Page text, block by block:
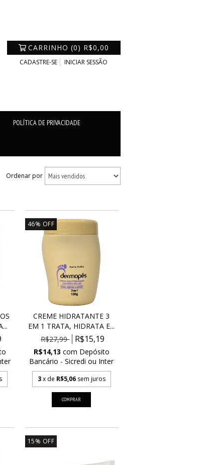
CARRINHO (0) R$0,00
CADASTRE-SE INICIAR SESSÃO
POLÍTICA DE PRIVACIDADE
Ordenar por
46% OFF
CREME HIDRATANTE 3
EM 1 TRATA, HIDRATA E...
R$27,99
R$15,19
R$14,13 com Depósito
Bancário - Sicredi ou Inter
3x de R$5,06 sem juros
15% OFF